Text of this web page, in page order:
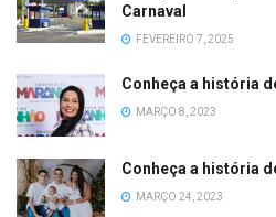
Carnaval
FEVEREIRO 7, 2025
Conheça a história
MARÇO 8, 2023
Conheça a história
MARÇO 24, 2023